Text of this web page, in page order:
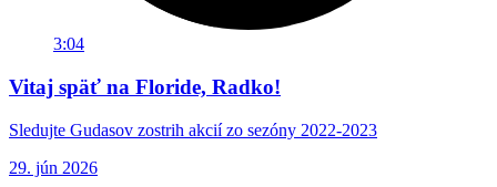
3:04
Vitaj späť na Floride, Radko!
Sledujte Gudasov zostrih akcií zo sezóny 2022-2023
29. jún 2026